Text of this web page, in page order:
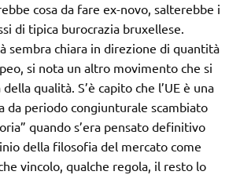
cosa da fare ex-novo, salterebbe i
di tipica burocrazia bruxellese.
sembra chiara in direzione di quantità
si nota un altro movimento che si
qualità. S’è capito che l’UE è una
da periodo congiunturale scambiato
quando s’era pensato definitivo
della filosofia del mercato come
vincolo, qualche regola, il resto lo